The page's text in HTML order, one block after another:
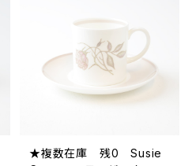
★複数在庫 残0 Susie